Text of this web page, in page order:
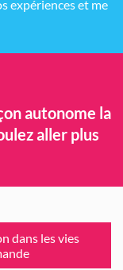
expériences et me
autonome la
aller plus
dans les vies